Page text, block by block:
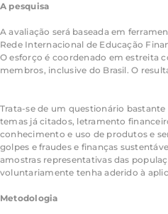
A pesquisa
A avaliação será baseada em
Rede Internacional de Educação
O esforço é coordenado em estreita
membros, inclusive do Brasil. O
medição do letramento, inclusão e
Trata-se de um questionário
temas já citados, letramento
conhecimento e uso de produtos e
golpes e fraudes e finanças
amostras representativas das
voluntariamente tenha aderido à
Metodologia